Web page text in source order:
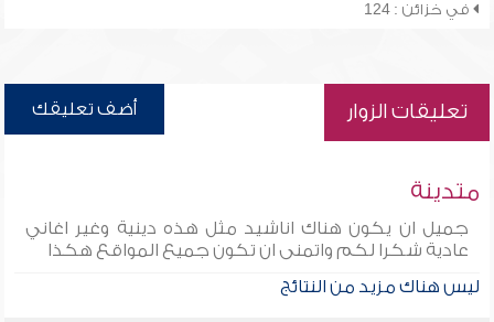
في خزائن : 124
تعليقات الزوار أضف تعليقك
متدينة
جميل ان يكون هناك اناشيد مثل هذه دينية وغير اغاني
عادية شكرا لكم واتمنى ان تكون جميع المواقع هكذا
ليس هناك مزيد من النتائج